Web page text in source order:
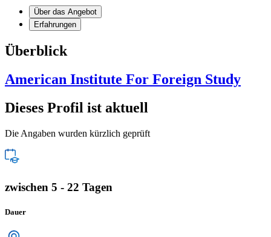
Über das Angebot
Erfahrungen
Überblick
American Institute For Foreign Study
Dieses Profil ist aktuell
Die Angaben wurden kürzlich geprüft
zwischen 5 - 22 Tagen
Dauer